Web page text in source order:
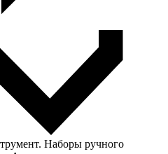
Наборы ручного